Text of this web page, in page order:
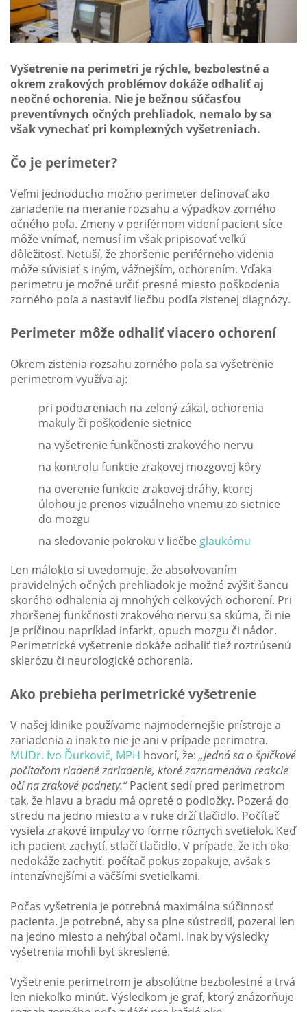
Vyšetrenie na perimetri je rýchle, bezbolestné a
okrem zrakových problémov dokáže odhaliť aj
neočné ochorenia. Nie je bežnou súčasťou
preventívnych očných prehliadok, nemalo by sa
však vynechať pri komplexných vyšetreniach.
Čo je perimeter?
Veľmi jednoducho možno perimeter definovať ako
zariadenie na meranie rozsahu a výpadkov zorného
očného poľa. Zmeny v periférnom videní pacient síce
môže vnímať, nemusí im však pripisovať veľkú
dôležitosť. Netuší, že zhoršenie periférneho videnia
môže súvisieť s iným, vážnejším, ochorením. Vďaka
perimetru je možné určiť presné miesto poškodenia
zorného poľa a nastaviť liečbu podľa zistenej diagnózy.
Perimeter môže odhaliť viacero ochorení
Okrem zistenia rozsahu zorného poľa sa vyšetrenie
perimetrom využíva aj:
pri podozreniach na zelený zákal, ochorenia
makuly či poškodenie sietnice
na vyšetrenie funkčnosti zrakového nervu
na kontrolu funkcie zrakovej mozgovej kôry
na overenie funkcie zrakovej dráhy, ktorej
úlohou je prenos vizuálneho vnemu zo sietnice
do mozgu
na sledovanie pokroku v liečbe glaukómu
Len málokto si uvedomuje, že absolvovaním
pravidelných očných prehliadok je možné zvýšiť šancu
skorého odhalenia aj mnohých celkových ochorení. Pri
zhoršenej funkčnosti zrakového nervu sa skúma, či nie
je príčinou napríklad infarkt, opuch mozgu či nádor.
Perimetrické vyšetrenie dokáže odhaliť tiež roztrúsenú
sklerózu či neurologické ochorenia.
Ako prebieha perimetrické vyšetrenie
V našej klinike používame najmodernejšie prístroje a
zariadenia a inak to nie je ani v prípade perimetra.
MUDr. Ivo Ďurkovič, MPH hovorí, že: „Jedná sa o špičkové
počítačom riadené zariadenie, ktoré zaznamenáva reakcie
očí na zrakové podnety.“Pacient sedí pred perimetrom
tak, že hlavu a bradu má opreté o podložky. Pozerá do
stredu na jedno miesto a v ruke drží tlačidlo. Počítač
vysiela zrakové impulzy vo forme rôznych svetielok. Keď
ich pacient zachytí, stlačí tlačidlo. V prípade, že ich oko
nedokáže zachytiť, počítač pokus zopakuje, avšak s
intenzívnejšími a väčšími svetielkami.
Počas vyšetrenia je potrebná maximálna súčinnosť
pacienta. Je potrebné, aby sa plne sústredil, pozeral len
na jedno miesto a nehýbal očami. Inak by výsledky
vyšetrenia mohli byť skreslené.
Vyšetrenie perimetrom je absolútne bezbolestné a trvá
len niekoľko minút. Výsledkom je graf, ktorý znázorňuje